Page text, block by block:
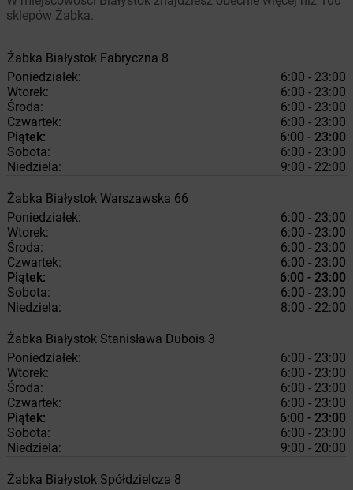
sklepów Żabka.
Żabka Białystok Fabryczna 8
Poniedziałek:
6:00 - 23:00
Wtorek:
6:00 - 23:00
Środa:
6:00 - 23:00
Czwartek:
6:00 - 23:00
Piątek:
6:00 - 23:00
Sobota:
6:00 - 23:00
Niedziela:
9:00 - 22:00
Żabka Białystok Warszawska 66
Poniedziałek:
6:00 - 23:00
Wtorek:
6:00 - 23:00
Środa:
6:00 - 23:00
Czwartek:
6:00 - 23:00
Piątek:
6:00 - 23:00
Sobota:
6:00 - 23:00
Niedziela:
8:00 - 22:00
Żabka Białystok Stanisława Dubois 3
Poniedziałek:
6:00 - 23:00
Wtorek:
6:00 - 23:00
Środa:
6:00 - 23:00
Czwartek:
6:00 - 23:00
Piątek:
6:00 - 23:00
Sobota:
6:00 - 23:00
Niedziela:
9:00 - 20:00
Żabka Białystok Spółdzielcza 8